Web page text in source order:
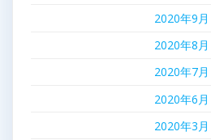
2020年9月
2020年8月
2020年7月
2020年6月
2020年3月